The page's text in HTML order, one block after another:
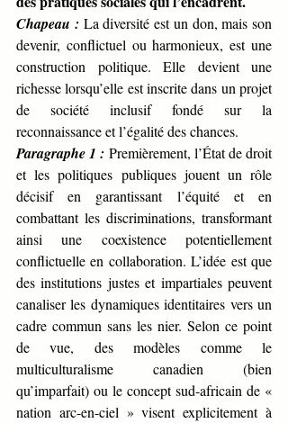
Chapeau : La diversité est un don, mais son
devenir, conflictuel ou harmonieux, est une
construction politique. Elle devient une
richesse lorsqu’elle est inscrite dans un projet
de société inclusif fondé sur la
reconnaissance et l’égalité des chances.
Paragraphe 1 : Premièrement, l’État de droit
et les politiques publiques jouent un rôle
décisif en garantissant l’équité et en
combattant les discriminations, transformant
ainsi une coexistence potentiellement
conflictuelle en collaboration. L’idée est que
des institutions justes et impartiales peuvent
canaliser les dynamiques identitaires vers un
cadre commun sans les nier. Selon ce point
de vue, des modèles comme le
multiculturalisme canadien (bien
qu’imparfait) ou le concept sud-africain de «
nation arc-en-ciel » visent explicitement à